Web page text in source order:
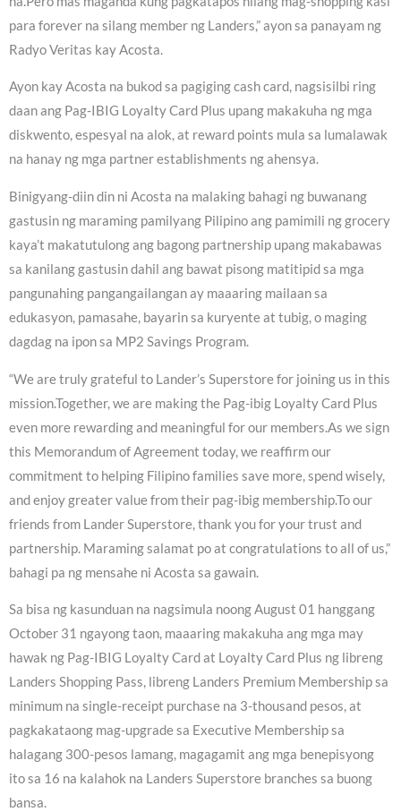
para forever na silang member ng Landers,” ayon sa panayam ng
Radyo Veritas kay Acosta.
Ayon kay Acosta na bukod sa pagiging cash card, nagsisilbi ring
daan ang Pag-IBIG Loyalty Card Plus upang makakuha ng mga
diskwento, espesyal na alok, at reward points mula sa lumalawak
na hanay ng mga partner establishments ng ahensya.
Binigyang-diin din ni Acosta na malaking bahagi ng buwanang
gastusin ng maraming pamilyang Pilipino ang pamimili ng grocery
kaya’t makatutulong ang bagong partnership upang makabawas
sa kanilang gastusin dahil ang bawat pisong matitipid sa mga
pangunahing pangangailangan ay maaaring mailaan sa
edukasyon, pamasahe, bayarin sa kuryente at tubig, o maging
dagdag na ipon sa MP2 Savings Program.
“We are truly grateful to Lander’s Superstore for joining us in this
mission.Together, we are making the Pag-ibig Loyalty Card Plus
even more rewarding and meaningful for our members.As we sign
this Memorandum of Agreement today, we reaffirm our
commitment to helping Filipino families save more, spend wisely,
and enjoy greater value from their pag-ibig membership.To our
friends from Lander Superstore, thank you for your trust and
partnership. Maraming salamat po at congratulations to all of us,”
bahagi pa ng mensahe ni Acosta sa gawain.
Sa bisa ng kasunduan na nagsimula noong August 01 hanggang
October 31 ngayong taon, maaaring makakuha ang mga may
hawak ng Pag-IBIG Loyalty Card at Loyalty Card Plus ng libreng
Landers Shopping Pass, libreng Landers Premium Membership sa
minimum na single-receipt purchase na 3-thousand pesos, at
pagkakataong mag-upgrade sa Executive Membership sa
halagang 300-pesos lamang, magagamit ang mga benepisyong
ito sa 16 na kalahok na Landers Superstore branches sa buong
bansa.